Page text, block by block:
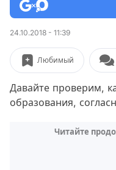
24.10.2018 - 11:39
Любимый
Давайте проверим,
образования,
Читайте